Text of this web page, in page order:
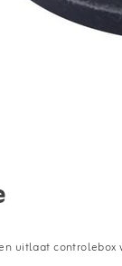
uitlaat controlebox